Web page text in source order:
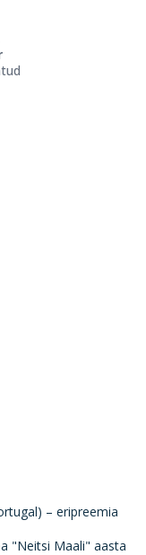
– eripreemia
"Neitsi Maali" aasta